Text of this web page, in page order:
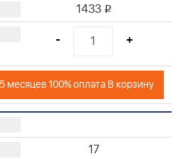
1433 i
- +
месяцев 100% оплата В корзину
17